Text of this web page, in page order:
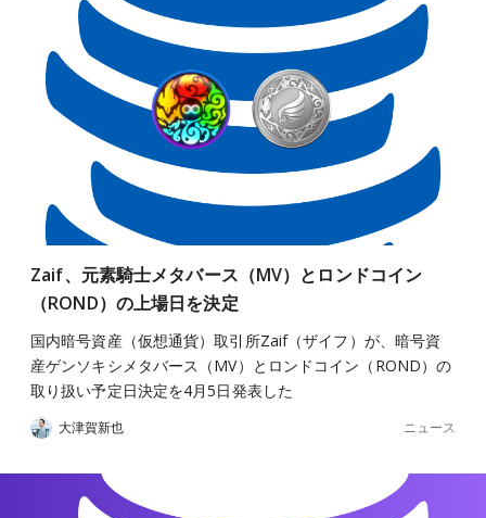
Zaif、元素騎士メタバース（MV）とロンドコイン
（ROND）の上場日を決定
国内暗号資産（仮想通貨）取引所Zaif（ザイフ）が、暗号資
産ゲンソキシメタバース（MV）とロンドコイン（ROND）の
取り扱い予定日決定を4月5日発表した
大津賀新也 ニュース